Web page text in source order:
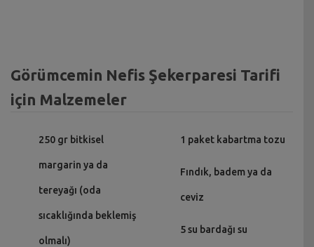
Görümcemin Nefis Şekerparesi Tarifi
için Malzemeler
250 gr bitkisel
margarin ya da
tereyağı (oda
sıcaklığında beklemiş
olmalı)
1 paket kabartma tozu
Fındık, badem ya da
ceviz
5 su bardağı su